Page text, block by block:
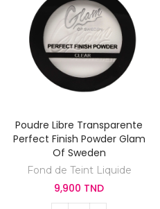
Poudre Libre Transparente
Perfect Finish Powder Glam
Of Sweden
Fond de Teint Liquide
9,900 TND